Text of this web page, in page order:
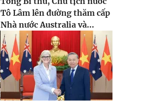
Tô Lâm lên đường thăm cấp
Nhà nước Australia và...